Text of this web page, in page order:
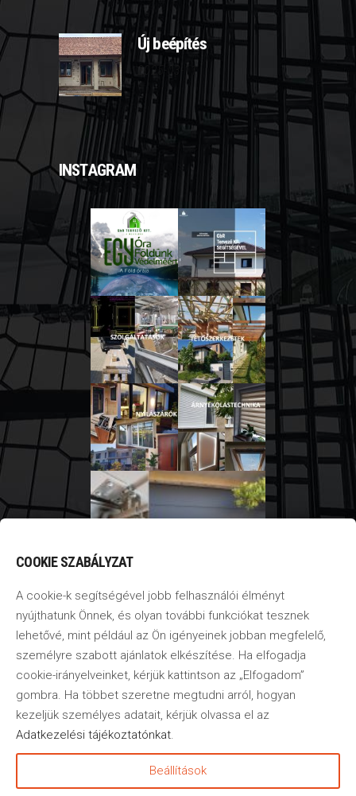
Új beépítés
2025-03-11
INSTAGRAM
©2020–2025 GbR
Tervező Kft.
fenntartva!
COOKIE SZABÁLYZAT
A cookie-k segítségével jobb felhasználói élményt
nyújthatunk Önnek, és olyan további funkciókat tesznek
lehetővé, mint például az Ön igényeinek jobban megfelelő,
személyre szabott ajánlatok elkészítése. Ha elfogadja
cookie-irányelveinket, kérjük kattintson az „Elfogadom”
gombra. Ha többet szeretne megtudni arról, hogyan
kezeljük személyes adatait, kérjük olvassa el az
Adatkezelési tájékoztatónkat.
Beállítások